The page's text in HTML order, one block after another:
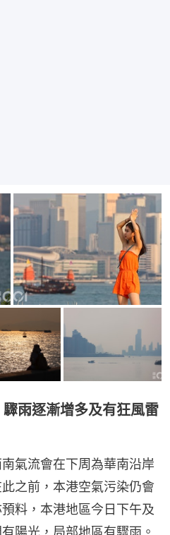
雨逐漸增多及有狂風雷
氣流會在下周為華南沿岸
之前，本港空氣污染仍會
料，本港地區今日下午及
陽光，局部地區有驟雨。